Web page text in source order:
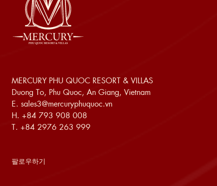
MERCURY PHU QUOC RESORT & VILLAS
Duong To, Phu Quoc, An Giang, Vietnam
E. sales3@mercuryphuquoc.vn
H. +84 793 908 008
T. +84 2976 263 999
팔로우하기